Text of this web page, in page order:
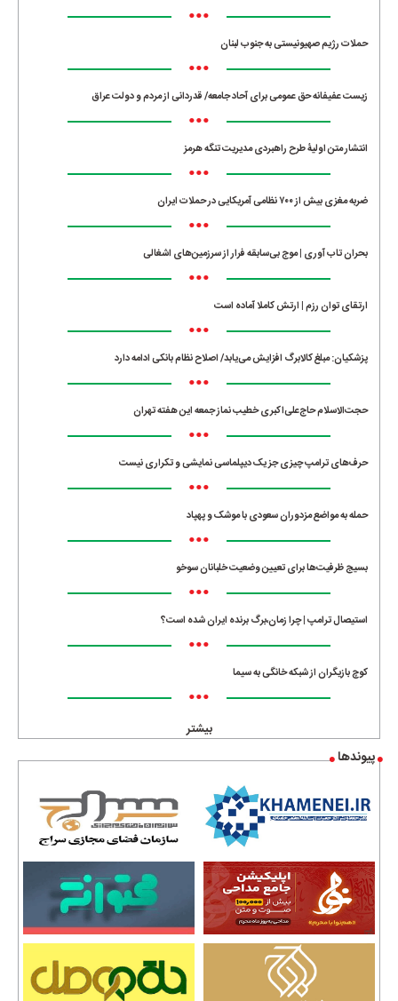
•••
حملات رژیم صهیونیستی به جنوب لبنان
•••
زیست عفیفانه حق عمومی برای آحاد جامعه/ قدردانی از مردم و دولت عراق
•••
انتشار متن اولیۀ طرح راهبردی مدیریت تنگه هرمز
•••
ضربه مغزی بیش از ۷۰۰ نظامی آمریکایی در حملات ایران
•••
بحران تاب آوری | موج بی‌سابقه فرار از سرزمین‌های اشغالی
•••
ارتقای توان رزم | ارتش کاملا آماده است
•••
پزشکیان: مبلغ کالابرگ افزایش می‌یابد/ اصلاح نظام بانکی ادامه دارد
•••
حجت‌الاسلام حاج‌علی‌اکبری خطیب نماز جمعه این هفته تهران
•••
حرف‌های ترامپ چیزی جز یک دیپلماسی نمایشی و تکراری نیست
•••
حمله به مواضع مزدوران سعودی با موشک و پهپاد
•••
بسیج ظرفیت‌ها برای تعیین وضعیت خلبانان سوخو
•••
استیصال ترامپ | چرا زمان،برگ برنده ایران شده است؟
•••
کوچ بازیگران از شبکه خانگی به سیما
•••
بیشتر
پیوندها